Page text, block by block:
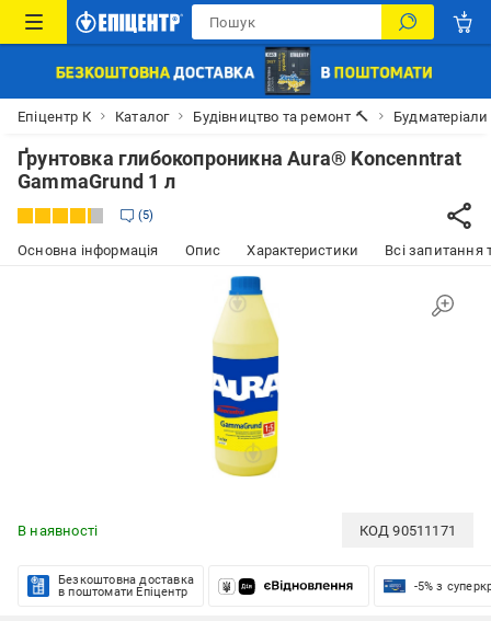
Епіцентр К Каталог Будівництво та ремонт 🔨 Будматеріали
Ґрунтовка глибокопроникна Aura® Koncenntrat
GammaGrund 1 л
5
Основна інформація Опис Характеристики Всі запитання
В наявності КОД90511171
Безкоштовна доставка
в поштомати Епіцентр
-5% з